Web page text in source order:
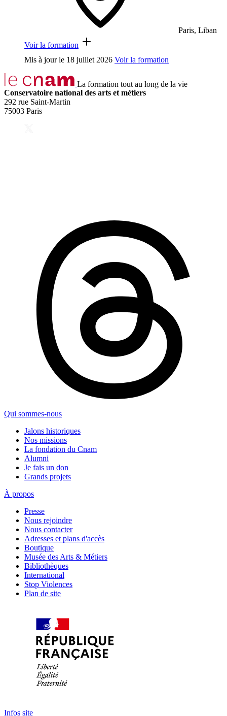
Paris, Liban
Voir la formation
Mis à jour le 18 juillet 2026 Voir la formation
La formation tout au long de la vie
Conservatoire national des arts et métiers
292 rue Saint-Martin
75003 Paris
Qui sommes-nous
Jalons historiques
Nos missions
La fondation du Cnam
Alumni
Je fais un don
Grands projets
À propos
Presse
Nous rejoindre
Nous contacter
Adresses et plans d'accès
Boutique
Musée des Arts & Métiers
Bibliothèques
International
Stop Violences
Plan de site
Infos site